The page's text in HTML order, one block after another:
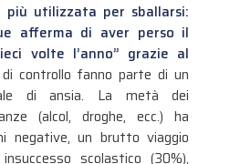
più utilizzata per sballarsi:
afferma di aver perso il
volte l’anno” grazie al
controllo fanno parte di un
di ansia. La metà dei
(alcol, droghe, ecc.) ha
negative, un brutto viaggio
scolastico (30%),